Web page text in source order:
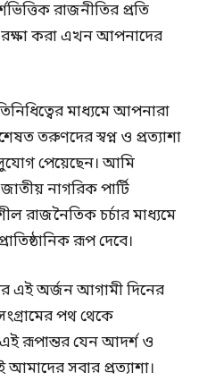
রাজনীতির প্রতি
রক্ষা করা এখন আপনাদের
মাধ্যমে আপনারা
তরুণদের স্বপ্ন ও প্রত্যাশা
পেয়েছেন। আমি
নাগরিক পার্টি
রাজনৈতিক চর্চার মাধ্যমে
রূপ দেবে।
এই অর্জন আগামী দিনের
পথ থেকে
রূপান্তর যেন আদর্শ ও
সবার প্রত্যাশা।